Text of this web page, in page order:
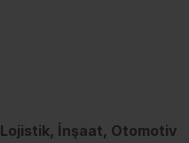
Lojistik, İnşaat, Otomotiv